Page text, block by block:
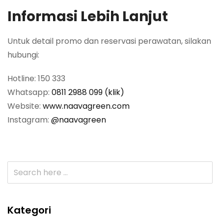
Informasi Lebih Lanjut
Untuk detail promo dan reservasi perawatan, silakan
hubungi:
Hotline: 150 333
Whatsapp: 0811 2988 099 (klik)
Website: www.naavagreen.com
Instagram: @naavagreen
Kategori